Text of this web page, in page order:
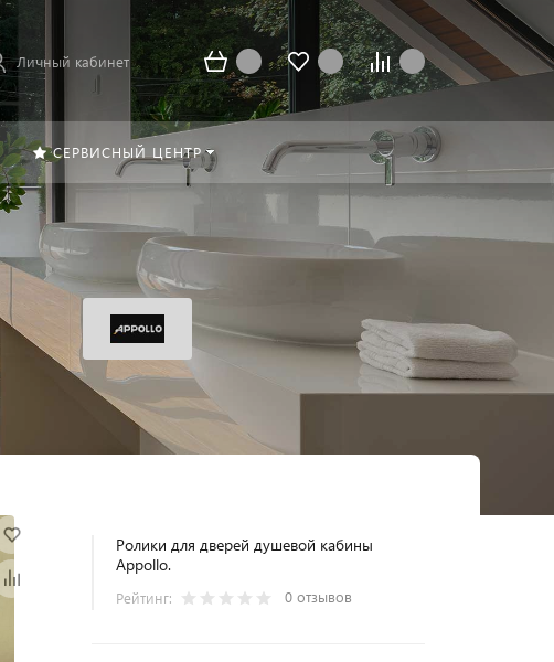
Личный кабинет
СЕРВИСНЫЙ ЦЕНТР
Ролики для дверей душевой кабины
Appollo.
Рейтинг: 0 отзывов